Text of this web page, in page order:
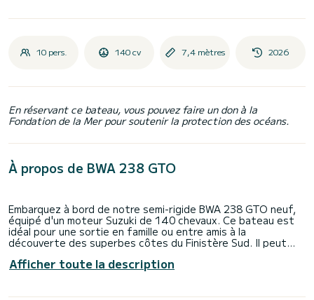
10 pers. 140 cv 7,4 mètres 2026
En réservant ce bateau, vous pouvez faire un don à la
Fondation de la Mer pour soutenir la protection des océans.
À propos de BWA 238 GTO
Embarquez à bord de notre semi-rigide BWA 238 GTO neuf,
équipé d'un moteur Suzuki de 140 chevaux. Ce bateau est
idéal pour une sortie en famille ou entre amis à la
découverte des superbes côtes du Finistère Sud. Il peut
d'explorer l'archipel des Glénan. Profitez d’une grande
Afficher toute la description